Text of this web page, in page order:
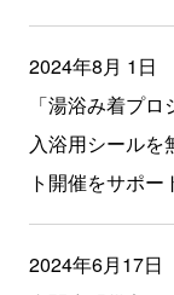
2024年8月 1日
「湯浴み着プ
入浴用シールを
ト開催をサポー
2024年6月17日